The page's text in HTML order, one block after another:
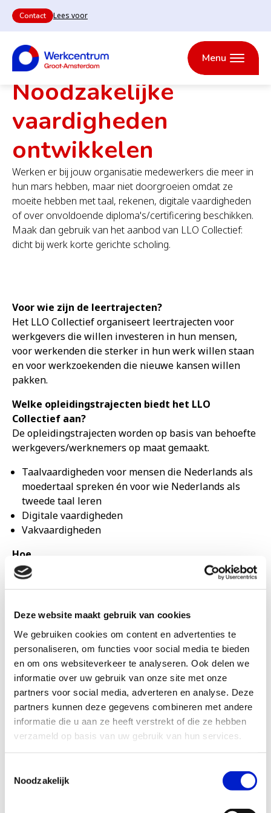
Deze website maakt gebruik van cookies
We gebruiken cookies om content en advertenties te
personaliseren, om functies voor social media te bieden
en om ons websiteverkeer te analyseren. Ook delen we
informatie over uw gebruik van onze site met onze
partners voor social media, adverteren en analyse. Deze
partners kunnen deze gegevens combineren met andere
informatie die u aan ze heeft verstrekt of die ze hebben
verzameld op basis van uw gebruik van hun services.
Noodzakelijk
Heb
je
een
vraag
en
iemand
spreken
het
Werkcentrum?
Contact Lees voor
Menu
Werkcentrum
Groot-
Amsterdam
Convenantspartners
Projectengalerij
Waar zijn onze
locaties?
Groot-Amsterdam Vaardigheden ontwikkelen
Noodzakelijke
vaardigheden
ontwikkelen
Werken er bij jouw organisatie medewerkers die meer in
hun mars hebben, maar niet doorgroeien omdat ze
moeite hebben met taal, rekenen, digitale vaardigheden
of over onvoldoende diploma's/certificering beschikken.
Maak dan gebruik van het aanbod van LLO Collectief:
dicht bij werk korte gerichte scholing.
Voor wie zijn de leer­tra­jecten?
Het LLO Collectief organiseert leertrajecten voor
werkgevers die willen investeren in hun mensen,
voor werkenden die sterker in hun werk willen staan
en voor werkzoekenden die nieuwe kansen willen
pakken.
Welke opleidingstrajecten biedt het LLO
Collectief aan?
De opleidingstrajecten worden op basis van behoefte
werkgevers/werknemers op maat gemaakt.
Taalvaardigheden voor mensen die Nederlands als
moedertaal spreken én voor wie Nederlands als
tweede taal leren
Digitale vaardigheden
Vakvaardigheden
Hoe
Bedrijven krijgen ondersteuning bij het herkennen
en aanpakken van beperkte basisvaardigheden op de
uitgevoerd door Werken op Schiphol en in de verdere
Dankzij het Nationaal Groeifonds is dit aanbod – van
advies tot training – kosteloos.
Kosten
Opleidingsadvies en uitvoering zijn kosteloos.
Opbrengst voor werkgevers
Betere inzetbaarheid van medewerkers
Meer doorgroeimogelijkheden
Vergroten van instroom